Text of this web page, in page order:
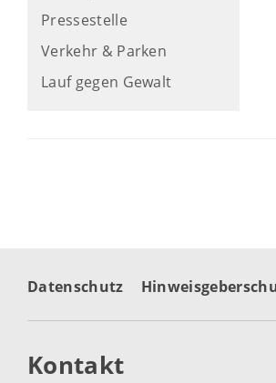
Pressestelle
Verkehr & Parken
Lauf gegen Gewalt
Datenschutz
Kontakt